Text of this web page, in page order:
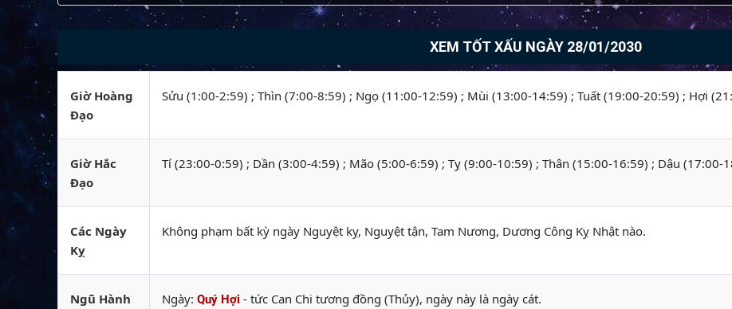
XEM TỐT XẤU NGÀY 28/01/2030
Giờ Hoàng
Đạo
Sửu (1:00-2:59) ; Thìn (7:00-8:59) ; Ngọ (11:00-12:59) ; Mùi (13:00-14:59) ; Tuất (19:00-20:59) ; Hợi
Giờ Hắc
Đạo
Tí (23:00-0:59) ; Dần (3:00-4:59) ; Mão (5:00-6:59) ; Tỵ (9:00-10:59) ; Thân (15:00-16:59) ; Dậu (17:00-
Các Ngày
Kỵ
Không phạm bất kỳ ngày Nguyệt kỵ, Nguyệt tận, Tam Nương, Dương Công Kỵ Nhật nào.
Ngũ Hành Ngày: Quý Hợi - tức Can Chi tương đồng (Thủy), ngày này là ngày cát.